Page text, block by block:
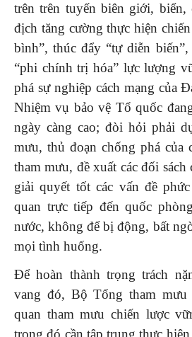
trên trên tuyến biên giới, biển,
địch tăng cường thực hiện
bình”, thúc đẩy “tự diễn
“phi chính trị hóa” lực lượng
phá sự nghiệp cách mạng của
Nhiệm vụ bảo vệ Tổ quốc
ngày càng cao; đòi hỏi phải
mưu, thủ đoạn chống phá của
tham mưu, đề xuất các đối
giải quyết tốt các vấn đề
quan trực tiếp đến quốc
nước, không để bị động, bất
mọi tình huống.
Để hoàn thành trọng trách
vang đó, Bộ Tổng tham
quan tham mưu chiến lược
trong đó cần tập trung thực